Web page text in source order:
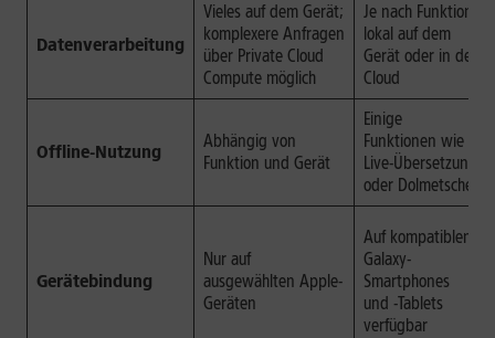
Datenverarbeitung
Vieles auf dem Gerät;
komplexere Anfragen
über Private Cloud
Compute möglich
Je nach Funktion
lokal auf dem
Gerät oder in der
Cloud
Offline-Nutzung
Abhängig von
Funktion und Gerät
Einige
Funktionen wie
Live-Übersetzung
oder Dolmetscher
Gerätebindung
Nur auf
ausgewählten Apple-
Geräten
Auf kompatiblen
Galaxy-
Smartphones
und -Tablets
verfügbar